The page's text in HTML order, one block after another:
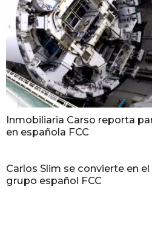
Inmobiliaria Carso reporta
en española FCC
Carlos Slim se convierte en
grupo español FCC